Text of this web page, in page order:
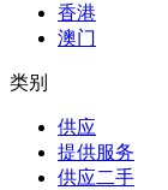
香港
澳门
类别
供应
提供服务
供应二手